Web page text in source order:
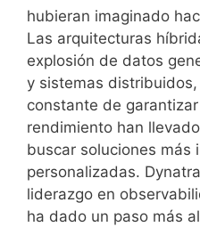
hubieran imaginado
Las arquitecturas
explosión de datos
y sistemas
constante de
rendimiento han
buscar soluciones más
personalizadas.
liderazgo en
ha dado un paso más